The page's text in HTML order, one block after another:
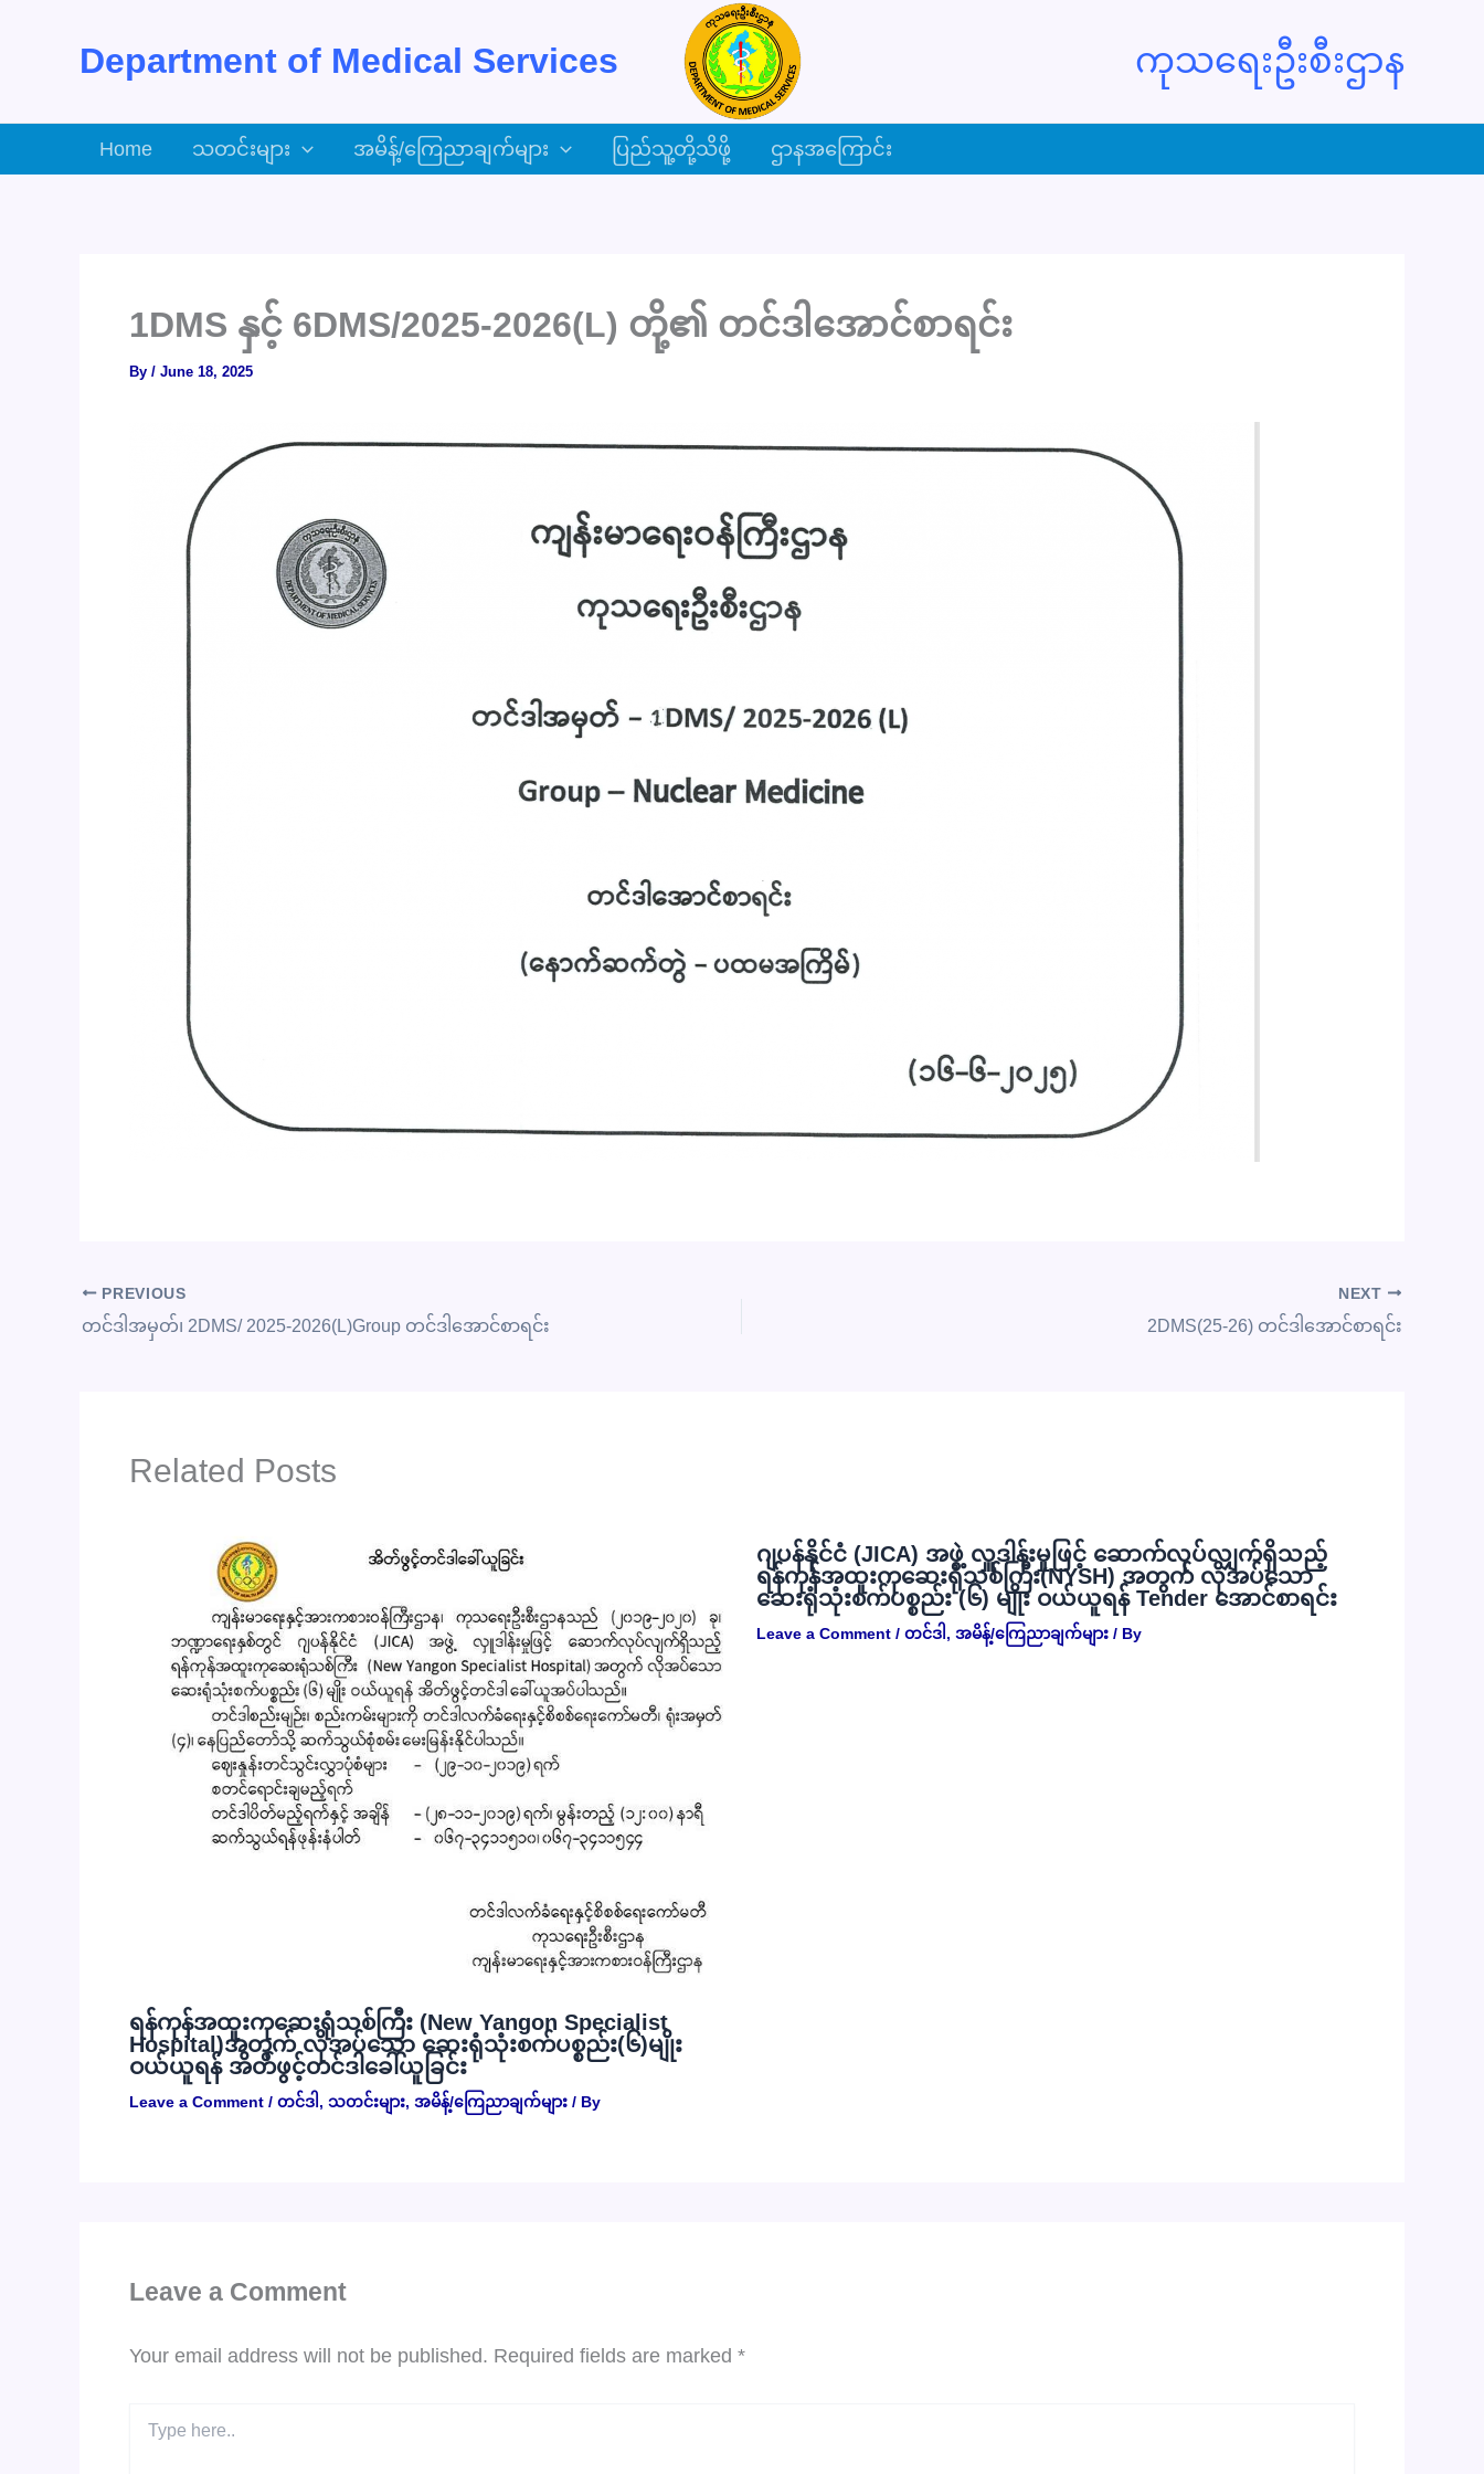
Department of Medical Services ကုသရေးဦးစီးဌာန
Home သတင်းများ အမိန့်/ကြေညာချက်များ ပြည်သူ့တို့သိဖို့ ဌာနအကြောင်း
1DMS နှင့် 6DMS/2025-2026(L) တို့၏ တင်ဒါအောင်စာရင်း
By / June 18, 2025
PREVIOUS
တင်ဒါအမှတ်၊ 2DMS/ 2025-2026(L)Group တင်ဒါအောင်စာရင်း
NEXT
2DMS(25-26) တင်ဒါအောင်စာရင်း
Related Posts
ရန်ကုန်အထူးကုဆေးရုံသစ်ကြီး (New Yangon Specialist
Hospital)အတွက် လိုအပ်သော ဆေးရုံသုံးစက်ပစ္စည်း(၆)မျိုး
ဝယ်ယူရန် အိတ်ဖွင့်တင်ဒါခေါ်ယူခြင်း
Leave a Comment / တင်ဒါ , သတင်းများ, အမိန့်/ကြေညာချက်များ / By
ဂျပန်နိုင်ငံ (JICA) အဖွဲ့ လှူဒါန်းမှုဖြင့် ဆောက်လုပ်လျှက်ရှိသည့်
ရန်ကုန်အထူးကုဆေးရုံသစ်ကြီး(NYSH) အတွက် လိုအပ်သော
ဆေးရုံသုံးစက်ပစ္စည်း (၆) မျိုး ဝယ်ယူရန် Tender အောင်စာရင်း
Leave a Comment / တင်ဒါ , အမိန့်/ကြေညာချက်များ/ By
Leave a Comment
Your email address will not be published. Required fields are marked *
here..